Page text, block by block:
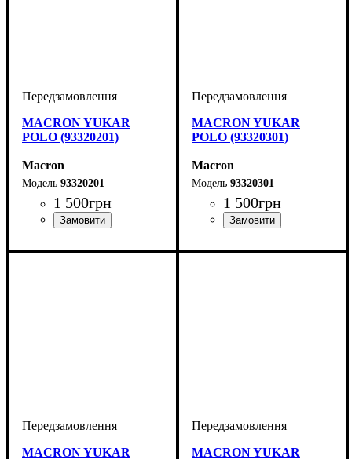
MACRON YUKAR
POLO (93320201)
Macron
93320201
1 500грн
MACRON YUKAR
POLO (93320301)
Macron
93320301
1 500грн
MACRON YUKAR MACRON YUKAR